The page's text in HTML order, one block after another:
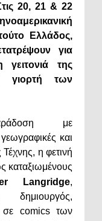
20, 21 & 22
Ελλάδος,
για
γειτονιά της
γιορτή των
με
και
Τέχνης, η φετινή
καταξιωμένους
Langridge,
δημιουργός,
σε comics των